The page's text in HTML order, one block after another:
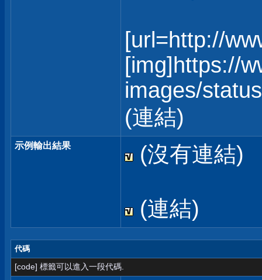
[url=http://
[img]https://
images/
(連結)
示例輸出結果 (沒有連結)
(連結)
代碼
[code] 標籤可以進入一段代碼.